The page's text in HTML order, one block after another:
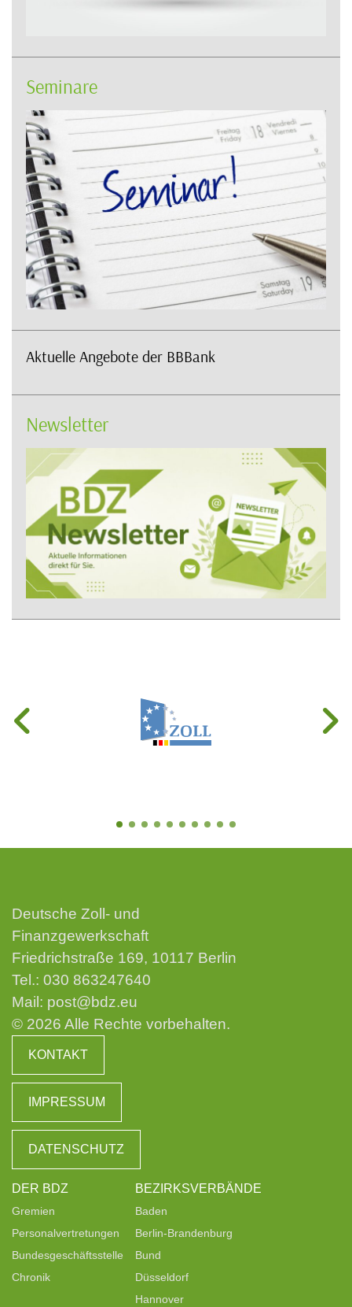
Seminare
Aktuelle Angebote der BBBank
Newsletter
Deutsche Zoll- und
Finanzgewerkschaft
Friedrichstraße 169, 10117 Berlin
Tel.: 030 863247640
Mail: post@bdz.eu
© 2026 Alle Rechte vorbehalten.
KONTAKT
IMPRESSUM
DATENSCHUTZ
DER BDZ
Gremien
Personalvertretungen
Bundesgeschäftsstelle
Chronik
BEZIRKSVERBÄNDE
Baden
Berlin-Brandenburg
Bund
Düsseldorf
Hannover